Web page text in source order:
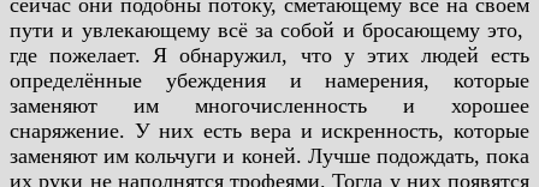
сейчас они подобны потоку, сметающему всё на своём
пути и увлекающему всё за собой и бросающему это,
где пожелает. Я обнаружил, что у этих людей есть
определённые убеждения и намерения, которые
заменяют им многочисленность и хорошее
снаряжение. У них есть вера иискренность, которые
заменяют им кольчуги и коней. Лучше подождать, пока
их руки не наполнятся трофеями. Тогда у них появятся